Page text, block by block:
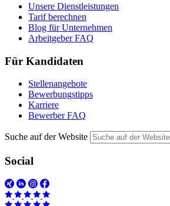
Unsere Dienstleistungen
Tarif berechnen
Blog für Unternehmen
Arbeitgeber FAQ
Für Kandidaten
Stellenangebote
Bewerbungstipps
Karriere
Bewerber FAQ
Suche auf der Website
Social